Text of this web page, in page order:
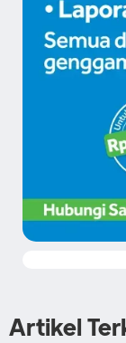
Artikel